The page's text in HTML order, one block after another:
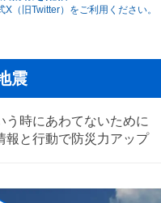
X（旧Twitter）をご利用ください。
震
う時にあわてないために
報と行動で防災力アップ